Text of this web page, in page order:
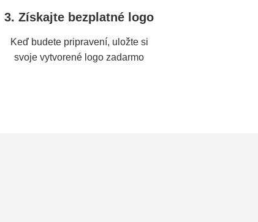
3. Získajte bezplatné logo
Keď budete pripravení, uložte si
svoje vytvorené logo zadarmo